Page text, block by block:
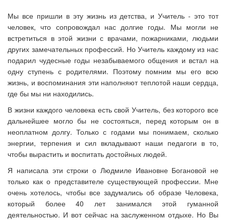
Мы все пришли в эту жизнь из детства, и Учитель - это тот
человек, что сопровождал нас долгие годы. Мы могли не
встретиться в этой жизни с врачами, пожарниками, людьми
других замечательных профессий. Но Учитель каждому из нас
подарил чудесные годы незабываемого общения и встал на
одну ступень с родителями. Поэтому помним мы его всю
жизнь, и воспоминания эти наполняют теплотой наши сердца,
где бы мы ни находились.
В жизни каждого человека есть свой Учитель, без которого все
дальнейшее могло бы не состояться, перед которым он в
неоплатном долгу. Только с годами мы понимаем, сколько
энергии, терпения и сил вкладывают наши педагоги в то,
чтобы вырастить и воспитать достойных людей.
Я написала эти строки о Людмиле Ивановне Богановой не
только как о представителе существующей профессии. Мне
очень хотелось, чтобы все задумались об образе Человека,
который более 40 лет занимался этой гуманной
деятельностью. И вот сейчас на заслуженном отдыхе. Но Вы